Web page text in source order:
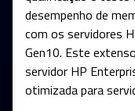
desempenho de
com os servidores
Gen10. Este
servidor HP
otimizada para